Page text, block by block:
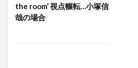
the room’ 視点輾転…小塚信
哉の場合